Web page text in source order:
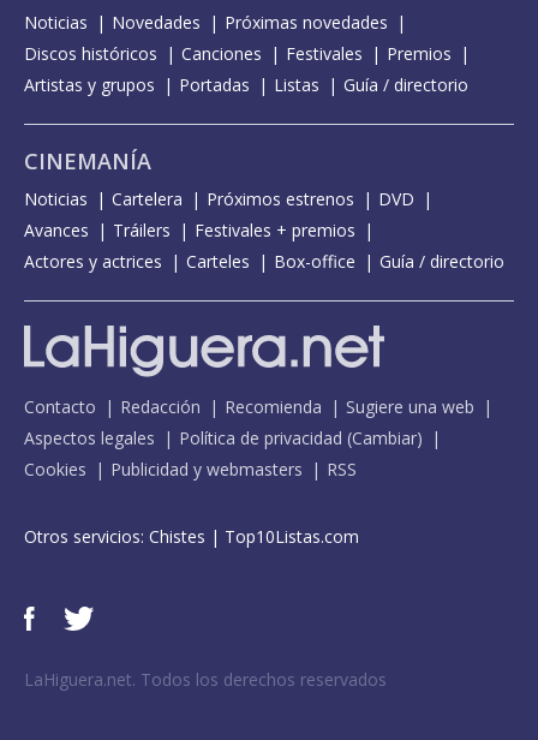
Noticias Novedades
Próximas novedades
Discos históricos
Canciones Festivales
Premios
Artistas y grupos
Portadas Listas Guía / directorio
CINEMANÍA
Noticias Cartelera Próximos estrenos
DVD
Avances
Tráilers
Festivales + premios
Actores y actrices
Carteles Box-office Guía / directorio
Contacto Redacción Recomienda
Sugiere una web
Aspectos legales
Política de privacidad (Cambiar)
Cookies
Publicidad y webmasters RSS
Otros servicios: Chistes | Top10Listas.com
LaHiguera.net. Todos los derechos reservados